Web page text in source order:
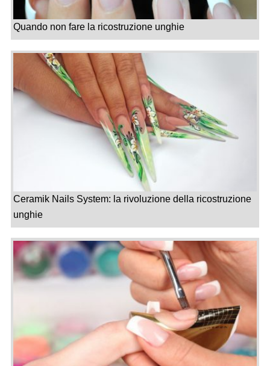
Quando non fare la ricostruzione unghie
Ceramik Nails System: la rivoluzione della ricostruzione
unghie